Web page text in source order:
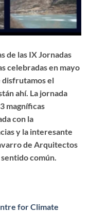
de las IX Jornadas
celebradas en mayo
disfrutamos el
ahí. La jornada
magníficas
con la
y la interesante
de Arquitectos
común.
for Climate